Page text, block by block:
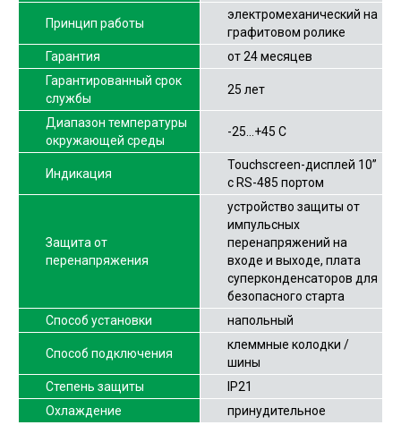
Принцип работы
электромеханический на
графитовом ролике
Гарантия
от 24 месяцев
Гарантированный срок
службы
25 лет
Диапазон температуры
окружающей среды
-25…+45 С
Индикация
Touchscreen-дисплей 10”
с RS-485 портом
Защита от
перенапряжения
устройство защиты от
импульсных
перенапряжений на
входе и выходе, плата
суперконденсаторов для
безопасного старта
Способ установки
напольный
Способ подключения
клеммные колодки /
шины
Степень защиты
IP21
Охлаждение
принудительное